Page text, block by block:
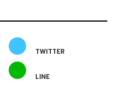
TWITTER
LINE